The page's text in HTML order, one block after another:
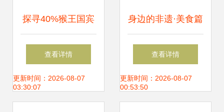
探寻40%猴王国宾
酒的批发市场与厂
家信息
查看详情
更新时间：2026-08-07
03:30:07
身边的非遗·美食篇
| 房县黄酒“醉”人心
查看详情
更新时间：2026-08-07
00:53:50